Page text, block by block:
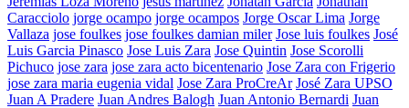
Caracciolo jorge ocampo jorge ocampos Jorge Oscar Lima Jorge
Vallaza jose foulkes jose foulkes damian miler Jose luis foulkes José
Luis Garcia Pinasco Jose Luis Zara Jose Quintin Jose Scorolli
Pichuco jose zara jose zara acto bicentenario Jose Zara con Frigerio
jose zara maria eugenia vidal Jose Zara ProCreAr José Zara UPSO
Juan A Pradere Juan Andres Balogh Juan Antonio Bernardi Juan